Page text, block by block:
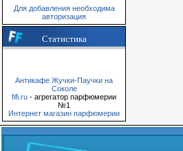
Для добавления необходима
авторизация
Статистика
Антикафе Жучки-Паучки на
Соколе
fifi.ru - агрегатор парфюмерии
№1
Интернет магазин парфюмерии